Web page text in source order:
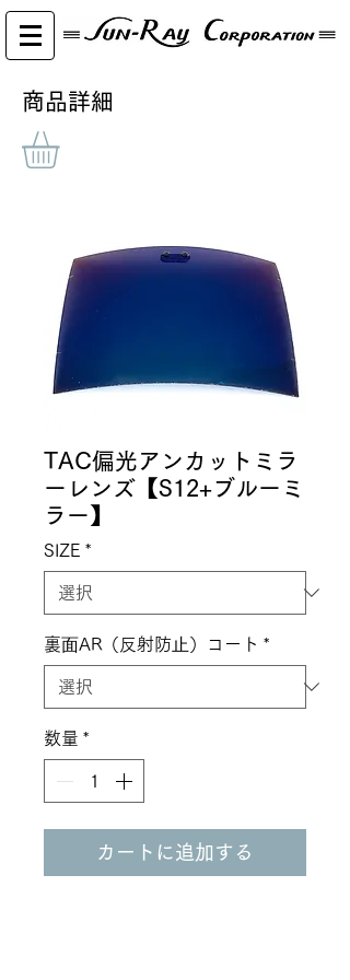
​商品詳細
TAC偏光アンカットミラ
ーレンズ【S12+ブルーミ
ラー】
SIZE *
裏⾯AR（反射防⽌）コート *
数量 *
カートに追加する